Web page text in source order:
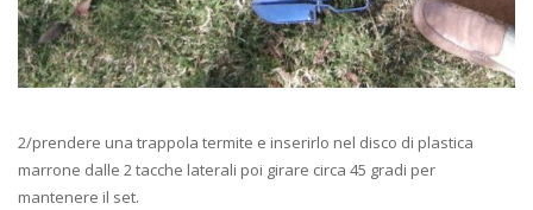
2/prendere una trappola termite e inserirlo nel disco di plastica
marrone dalle 2 tacche laterali poi girare circa 45 gradi per
mantenere il set.